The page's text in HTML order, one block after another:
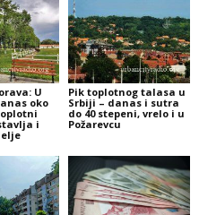
U
oko
i
Pik toplotnog talasa u
Srbiji – danas i sutra
do 40 stepeni, vrelo i u
Požarevcu